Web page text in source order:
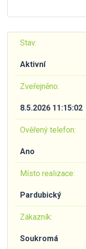
Stav:
Aktivní
Zveřejněno:
8.5.2026 11:15:02
Ověřený telefon:
Ano
Místo realizace:
Pardubický
Zákazník:
Soukromá